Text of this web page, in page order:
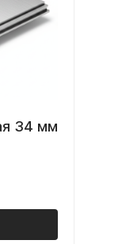
34 мм